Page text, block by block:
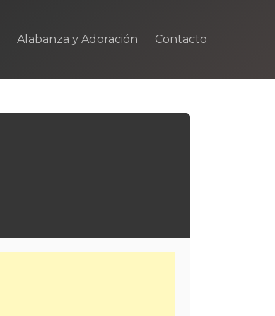
Alabanza y Adoración Contacto